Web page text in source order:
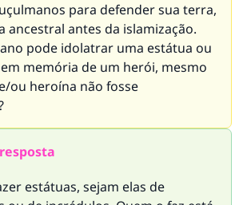
para defender sua terra,
ancestral antes da islamização.
pode idolatrar uma estátua ou
memória de um herói, mesmo
ou heroína não fosse
estátuas, sejam elas de